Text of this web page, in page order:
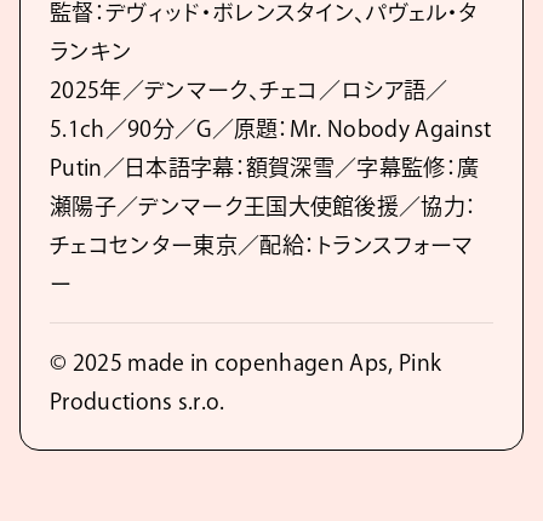
監督：デヴィッド・ボレンスタイン、パヴェル・タ
ランキン
2025年／デンマーク、チェコ／ロシア語／
5.1ch／90分／G／原題：Mr. Nobody Against
Putin／日本語字幕：額賀深雪／字幕監修：廣
瀬陽子／デンマーク王国大使館後援／協力：
チェコセンター東京／配給：トランスフォーマ
ー
© 2025 made in copenhagen Aps, Pink
Productions s.r.o.